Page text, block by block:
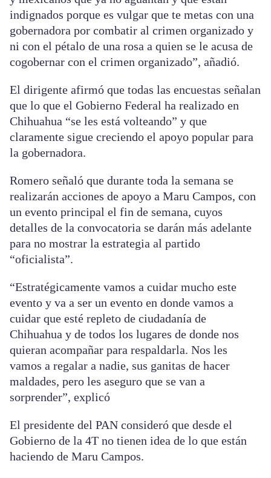
indignados porque es vulgar que te metas con una
gobernadora por combatir al crimen organizado y
ni con el pétalo de una rosa a quien se le acusa de
cogobernar con el crimen organizado”, añadió.
El dirigente afirmó que todas las encuestas señalan
que lo que el Gobierno Federal ha realizado en
Chihuahua “se les está volteando” y que
claramente sigue creciendo el apoyo popular para
la gobernadora.
Romero señaló que durante toda la semana se
realizarán acciones de apoyo a Maru Campos, con
un evento principal el fin de semana, cuyos
detalles de la convocatoria se darán más adelante
para no mostrar la estrategia al partido
“oficialista”.
“Estratégicamente vamos a cuidar mucho este
evento y va a ser un evento en donde vamos a
cuidar que esté repleto de ciudadanía de
Chihuahua y de todos los lugares de donde nos
quieran acompañar para respaldarla. Nos les
vamos a regalar a nadie, sus ganitas de hacer
maldades, pero les aseguro que se van a
sorprender”, explicó
El presidente del PAN consideró que desde el
Gobierno de la 4T no tienen idea de lo que están
haciendo de Maru Campos.